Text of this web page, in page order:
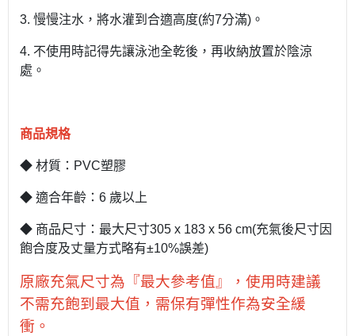
3. 慢慢注水，將水灌到合適高度(約7分滿)。
4. 不使用時記得先讓泳池全乾後，再收納放置於陰涼
處。
商品規格
◆ 材質：PVC塑膠
◆ 適合年齡：6 歲以上
◆ 商品尺寸：最大尺寸305 x 183 x 56 cm(充氣後尺寸因
飽合度及丈量方式略有±10%誤差)
原廠充氣尺寸為『最大參考值』，使用時建議
不需充飽到最大值，需保有彈性作為安全緩
衝。